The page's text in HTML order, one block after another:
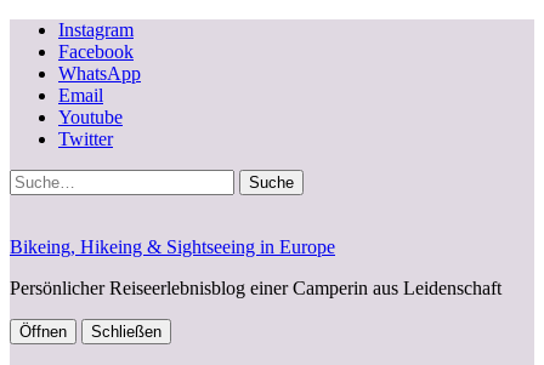
Instagram
Facebook
WhatsApp
Email
Youtube
Twitter
Suche
Bikeing, Hikeing & Sightseeing in Europe
Persönlicher Reiseerlebnisblog einer Camperin aus Leidenschaft
Öffnen Schließen